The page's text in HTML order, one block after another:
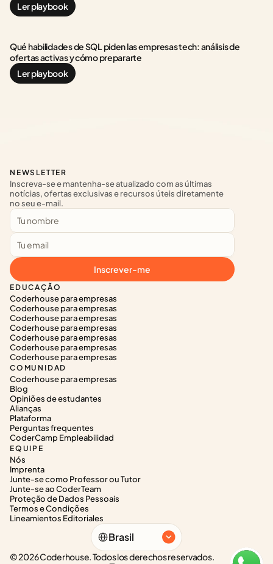
Ler playbook
Qué habilidades de SQL piden las empresas tech: análisis de
ofertas activas y cómo prepararte
Ler playbook
EDUCAÇÃO
Coderhouse para empresas
Coderhouse para empresas
Coderhouse para empresas
Coderhouse para empresas
Coderhouse para empresas
Coderhouse para empresas
Coderhouse para empresas
COMUNIDAD
Coderhouse para empresas
Blog
Opiniões de estudantes
Alianças
Plataforma
Perguntas frequentes
CoderCamp Empleabilidad
EQUIPE
Nós
Imprenta
Junte-se como Professor ou Tutor
Junte-se ao CoderTeam
Proteção de Dados Pessoais
Termos e Condições
Lineamientos Editoriales
NEWSLETTER
Inscreva-se e mantenha-se atualizado com as últimas
notícias, ofertas exclusivas e recursos úteis diretamente
no seu e-mail.
Inscrever-me
Select Language
Brasil
© 2026 Coderhouse. Todos los derechos reservados.